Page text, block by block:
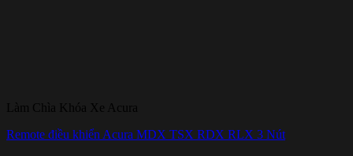
Làm Chìa Khóa Xe Acura
Remote điều khiển Acura MDX TSX RDX RLX 3 Nút